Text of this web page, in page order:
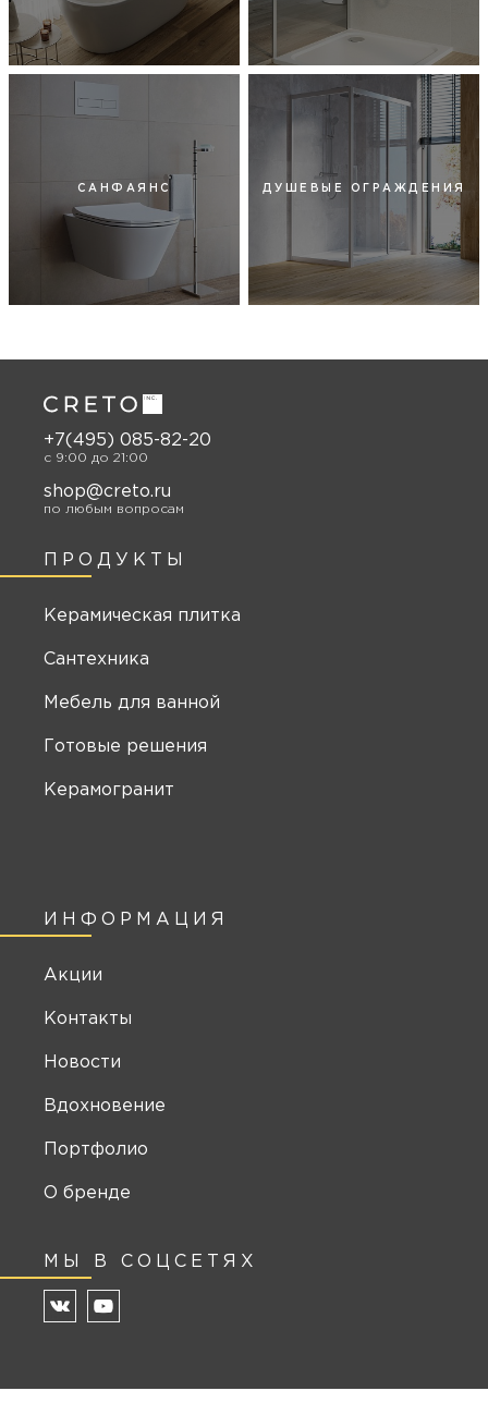
САНФАЯНС ДУШЕВЫЕ ОГРАЖДЕНИЯ
ИНФОРМАЦИЯ
Акции
Контакты
Новости
Вдохновение
Портфолио
О бренде
МЫ В СОЦСЕТЯХ
ПРОДУКТЫ
Керамическая плитка
Сантехника
Мебель для ванной
Готовые решения
Керамогранит
+7(495) 085-82-20
c 9:00 до 21:00
shop@creto.ru
по любым вопросам